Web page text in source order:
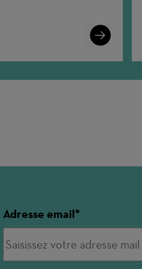
Learn
More
Adresse email